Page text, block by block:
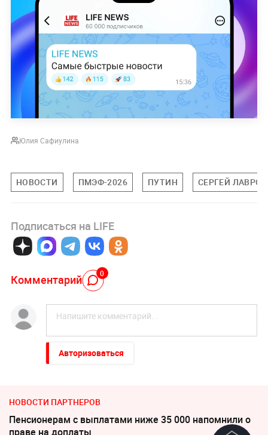
Юлия Сафиулина
НОВОСТИ ПМЭФ-2026 ПУТИН СЕРГЕЙ ЛАВРОВ
Подписаться на LIFE
Комментарий 0
Авторизоваться
НОВОСТИ ПАРТНЕРОВ
Пенсионерам с выплатами ниже 35 000 напомнили о
праве на доплаты